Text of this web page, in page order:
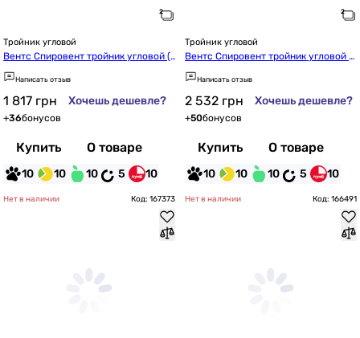
Тройник угловой
Вентс Спировент тройник угловой (d
355/280, 45°)
Написать отзыв
1 817 грн Хочешь дешевле?
+36бонусов
Купить О товаре
10 10 10 5 10
Тройник угловой
Вентс Спировент тройник угловой 4
00/250-45
Написать отзыв
2 532 грн Хочешь дешевле?
+50бонусов
Купить О товаре
10 10 10 5 10
Нет в наличии Код: 167373 Нет в наличии Код: 166491